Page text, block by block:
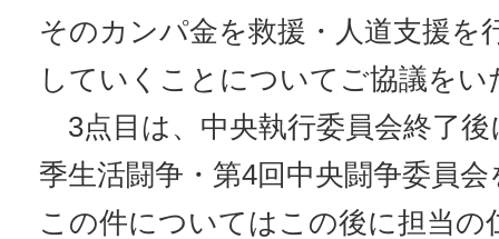
そのカンパ金を救援・人道支援を
していくことについてご協議を
3点目は、中央執行委員会終了後
季生活闘争・第4回中央闘争委員
この件についてはこの後に担当の